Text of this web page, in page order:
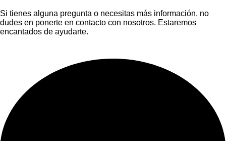
Si tienes alguna pregunta o necesitas más información, no
dudes en ponerte en contacto con nosotros. Estaremos
encantados de ayudarte.